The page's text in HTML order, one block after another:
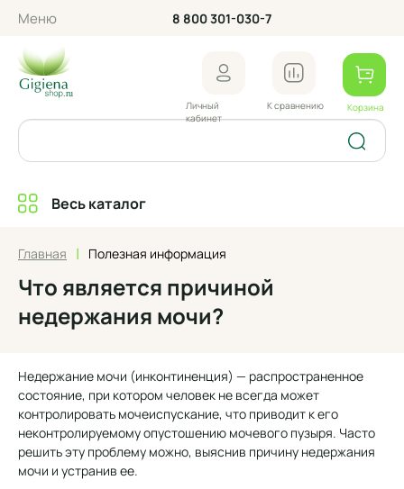
Меню 8 800 301-030-7
Личный
кабинет
К сравнению Корзина
Весь каталог
Главная | Полезная информация
Что является причиной
недержания мочи?
Недержание мочи (инконтиненция) — распространенное
состояние, при котором человек не всегда может
контролировать мочеиспускание, что приводит к его
неконтролируемому опустошению мочевого пузыря. Часто
решить эту проблему можно, выяснив причину недержания
мочи и устранив ее.